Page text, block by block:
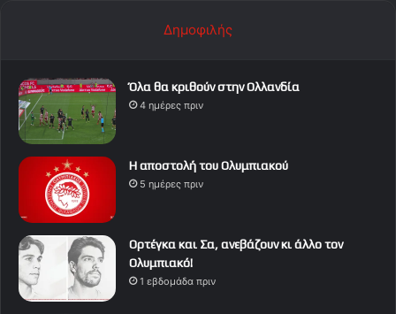
Δημοφιλής
Όλα θα κριθούν στην Ολλανδία
4 ημέρες πριν
Η αποστολή του Ολυμπιακού
5 ημέρες πριν
Ορτέγκα και Σα, ανεβάζουν κι άλλο τον
Ολυμπιακό!
1 εβδομάδα πριν